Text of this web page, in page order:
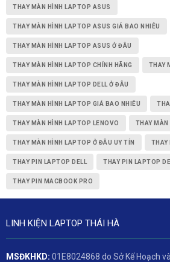
THAY MÀN HÌNH LAPTOP ASUS
THAY MÀN HÌNH LAPTOP ASUS GIÁ BAO NHIÊU
THAY MÀN HÌNH LAPTOP ASUS Ở ĐÂU
THAY MÀN HÌNH LAPTOP CHÍNH HÃNG THAY
THAY MÀN HÌNH LAPTOP DELL Ở ĐÂU
THAY MÀN HÌNH LAPTOP GIÁ BAO NHIÊU
THAY MÀN HÌNH LAPTOP LENOVO THAY MÀN
THAY MÀN HÌNH LAPTOP Ở ĐÂU UY TÍN THAY
THAY PIN LAPTOP DELL THAY PIN LAPTOP
THAY PIN MACBOOK PRO
LINH KIỆN LAPTOP THÁI HÀ
MSĐKHKD: 01E8024868 do Sở Kế Hoạch